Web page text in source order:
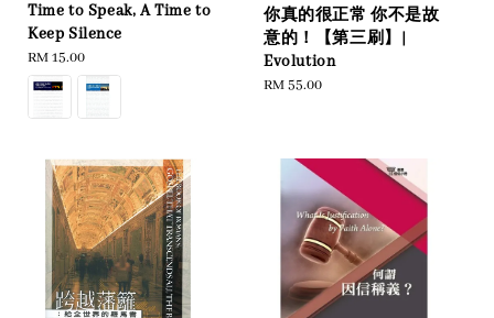
Time to Speak, A Time to
Keep Silence
Regular
price
RM 15.00
你真的很正常 你不是故
意的！【第三刷】|
Evolution
Regular
RM 55.00